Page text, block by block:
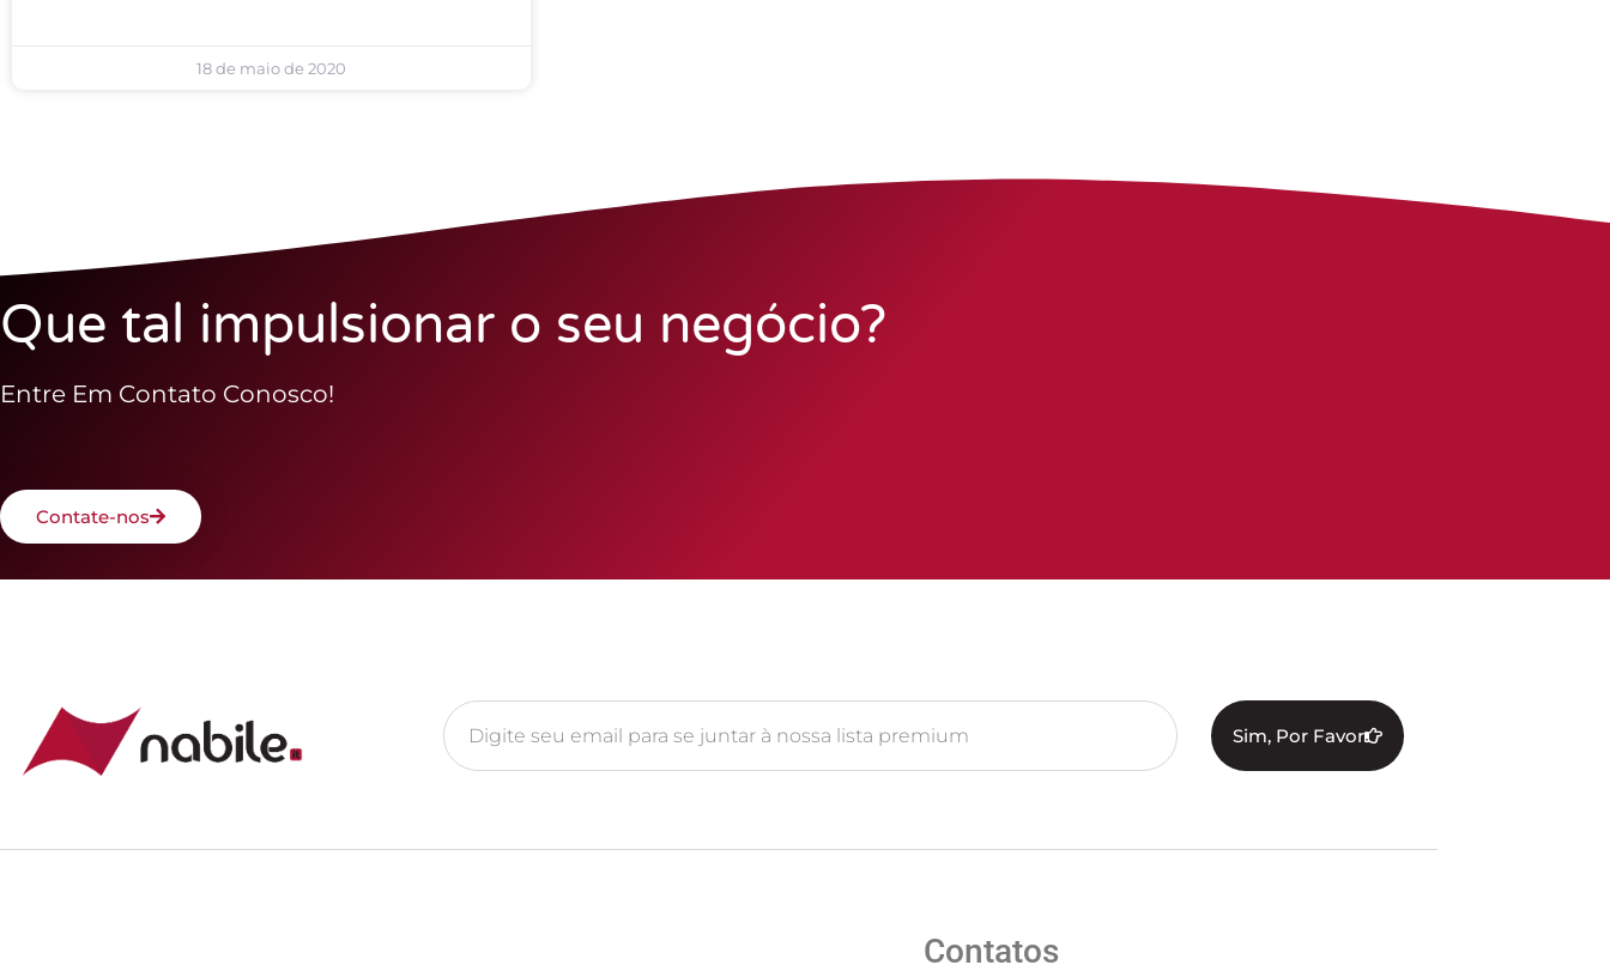
18 de maio de 2020
Que tal impulsionar o seu negócio?
Entre Em Contato Conosco!
Contate-nos
Sim, Por Favor
Contatos